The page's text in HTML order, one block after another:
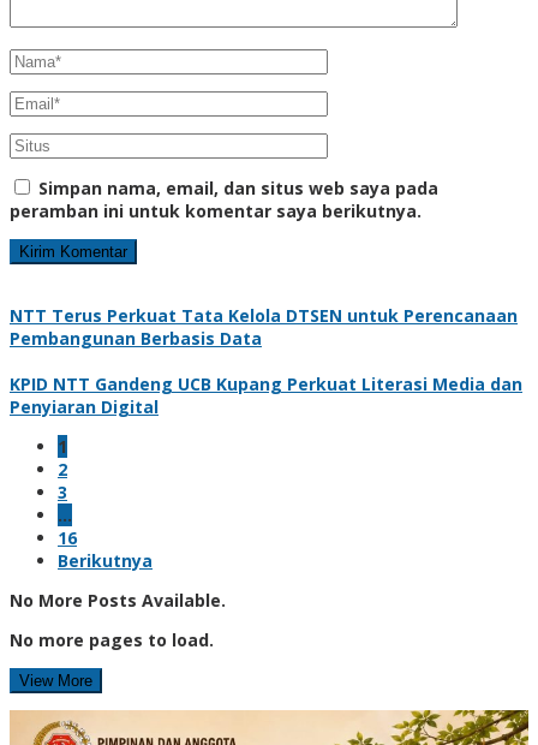
Simpan nama, email, dan situs web saya pada
peramban ini untuk komentar saya berikutnya.
NTT Terus Perkuat Tata Kelola DTSEN untuk Perencanaan
Pembangunan Berbasis Data
KPID NTT Gandeng UCB Kupang Perkuat Literasi Media dan
Penyiaran Digital
1
2
3
…
16
Berikutnya
No More Posts Available.
No more pages to load.
View More